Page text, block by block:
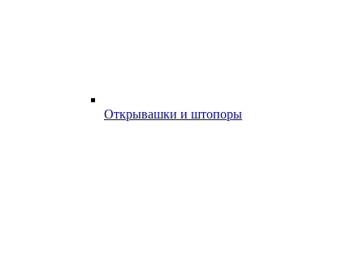
Открывашки и штопоры